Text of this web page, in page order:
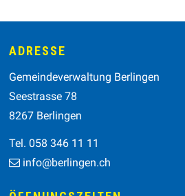
Footer
ADRESSE
Gemeindeverwaltung Berlingen
Seestrasse 78
8267 Berlingen
Tel. 058 346 11 11
info@berlingen.ch